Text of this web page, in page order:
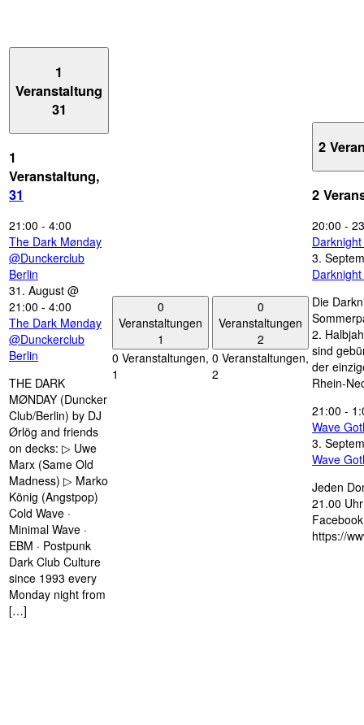
1
Veranstaltung
31
1
Veranstaltung,
31
21:00 - 4:00
The Dark Mønday
@Dunckerclub
Berlin
31. August @
21:00 - 4:00
The Dark Mønday
@Dunckerclub
Berlin
THE DARK
MØNDAY (Duncker
Club/Berlin) by DJ
Ørlög and friends
on decks: ▷ Uwe
Marx (Same Old
Madness) ▷ Marko
König (Angstpop)
Cold Wave ·
Minimal Wave ·
EBM · Postpunk
Dark Club Culture
since 1993 every
Monday night from
[…]
0
Veranstaltungen
1
0 Veranstaltungen,
1
0
Veranstaltungen
2
0 Veranstaltungen,
2
2
2
20:00 -
3.
Die
2.
sind
der
Rhein-
21:00 -
Wave
3.
Wave
Jeden
21.00
https://